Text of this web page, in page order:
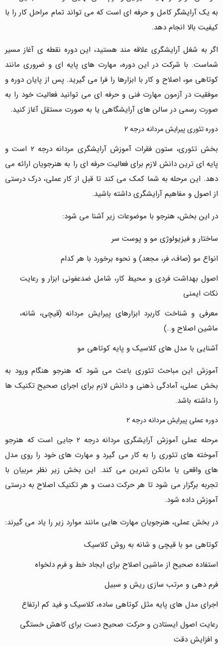
به یک آرایشگر کامل و حرفه ای است که می تواند تمام مراحل کار را با
کیفیت بالا انجام دهد.
اگر به شغل آرایشگری علاقه مند هستید، این دوره نقطه ی آغاز مسیر
شماست. با شرکت در این دوره، مهارت های پایه ای و ضروری مانند
کوتاهی مو، اصلاح و کار با ابزارها را فرا می گیرید. پس از پایان دوره و
موفقیت در آزمون مهارت فنی و حرفه ای می توانید فعالیت خود را به
صورت رسمی در سالن های آرایشگاهی یا به صورت مستقل آغاز کنید.
دوره تئوری پیرایش مردانه درجه 2
بخش تئوری، ستون فقرات آموزش آرایشگری مردانه درجه 2 است و
پایه ای ترین دانش لازم برای فعالیت حرفه ای را به هنرجویان ارائه می
دهد. این مرحله به شما کمک می کند تا قبل از کار عملی، درک درستی
از اصول و مفاهیم آرایشگری داشته باشید.
در این بخش، هنرجو با موضوعات زیر آشنا می شود:
ساختار و فیزیولوژی مو و پوست سر
انواع مو (صاف، فر، مجعد) و نحوه برخورد با هر کدام
اصول بهداشت فردی و محیط کار، شامل ضدعفونی ابزار و رعایت
نکات ایمنی
معرفی و شناخت کاربرد ابزارهای پیرایش مردانه (قیچی، شانه،
ماشین اصلاح و…)
آشنایی با مدل های کلاسیک و پایه کوتاهی مو
آموزش این مباحث تئوری باعث می شود که هنرجو هنگام ورود به
بخش عملی، آمادگی ذهنی و دانش لازم برای اجرای صحیح تکنیک ها
را داشته باشد.
دوره عملی پیرایش مردانه درجه 2
مرحله عملی آموزش آرایشگری مردانه درجه 2 جایی است که هنرجو
آموخته های تئوری را به کار می گیرد و مهارت های خود را روی مدل
های واقعی یا مانکن تمرین می کند. این بخش زیر نظر مربیان با
تجربه برگزار می شود تا هر حرکت دست و هر تکنیک اصلاح به درستی
آموزش داده شود.
در بخش عملی، هنرجویان مهارت هایی مانند موارد زیر را یاد می گیرند:
کوتاهی مو با قیچی و شانه به روش کلاسیک
استفاده صحیح از ماشین اصلاح برای ایجاد خط و فرم دلخواه
فرم دهی و مرتب سازی ریش و سبیل
اجرای مدل های پایه مثل کوتاهی ساده، کلاسیک و فید کم ارتفاع
رعایت اصول ایستادن و حرکت صحیح دست برای کاهش خستگی
و افزایش دقت